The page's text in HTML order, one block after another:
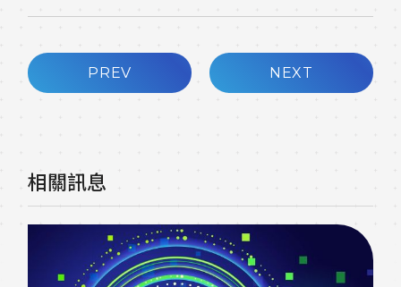
PREV NEXT
相關訊息